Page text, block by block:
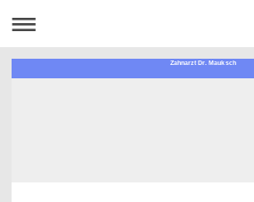
Zahnarzt Dr. Mauksch